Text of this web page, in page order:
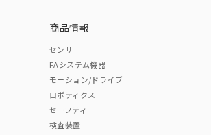
中国 RoHS表
Pb Hg
商品情報
センサ
FAシステム機器
モーション/ドライブ
ロボティクス
セーフティ
検査装置